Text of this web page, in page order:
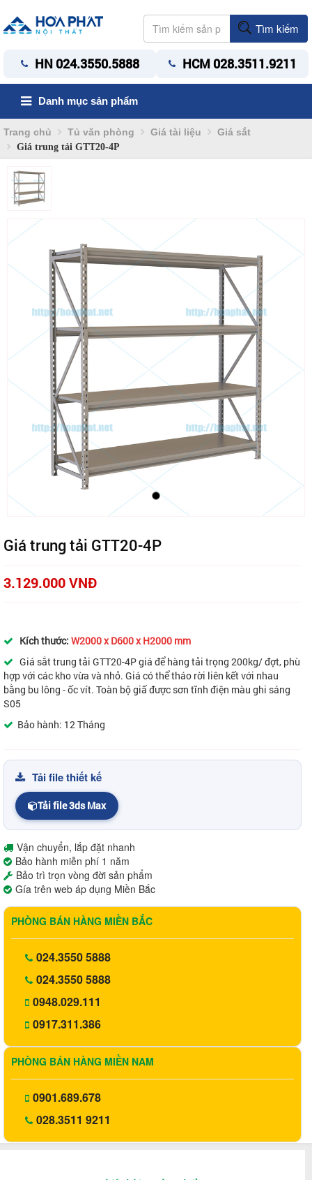
Tìm kiếm
HN 024.3550.5888 HCM 028.3511.9211
Danh mục sản phẩm
Trang chủ Tủ văn phòng Giá tài liệu Giá sắt
Giá trung tải GTT20-4P
Giá trung tải GTT20-4P
3.129.000 VNĐ
Kích thước: W2000 x D600 x H2000 mm
Giá sắt trung tải GTT20-4P giá để hàng tải trọng 200kg/ đợt, phù
hợp với các kho vừa và nhỏ. Giá có thể tháo rời liên kết với nhau
bằng bu lông - ốc vít. Toàn bộ giấ được sơn tĩnh điện màu ghi sáng
S05
Bảo hành: 12 Tháng
Tải file thiết kế
Tải file 3ds Max
Vận chuyển, lắp đặt nhanh
Bảo hành miễn phí 1 năm
Bảo trì trọn vòng đời sản phẩm
Gía trên web áp dụng Miền Bắc
PHÒNG BÁN HÀNG MIỀN BẮC
024.3550 5888
024.3550 5888
0948.029.111
0917.311.386
PHÒNG BÁN HÀNG MIỀN NAM
0901.689.678
028.3511 9211